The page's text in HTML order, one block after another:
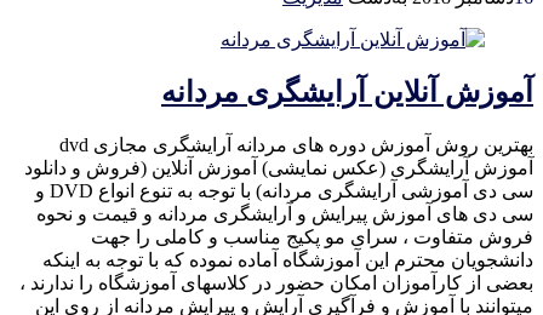
آموزش آنلاین آرایشگری مردانه
بهترین روش آموزش دوره های مردانه آرایشگری مجازی dvd
آموزش آرایشگری (عکس نمایشی) آموزش آنلاین (فروش و دانلود
سی دی آموزشی آرایشگری مردانه) با توجه به تنوع انواع DVD و
سی دی های آموزش پیرایش و آرایشگری مردانه و قیمت و نحوه
فروش متفاوت ، سرای مو پکیج مناسب و کاملی را جهت
دانشجویان محترم این آموزشگاه آماده نموده که با توجه به اینکه
بعضی از کارآموزان امکان حضور در کلاسهای آموزشگاه را ندارند ،
میتوانند با آموزش و فرآگیری آرایش و پیرایش مردانه از روی این